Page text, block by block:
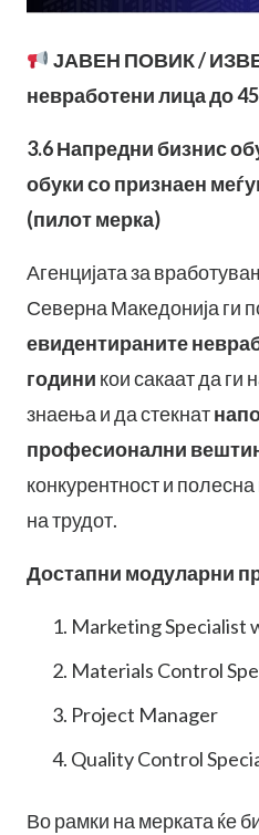
ЈАВЕН ПОВИК /
невработени лица до
3.6 Напредни бизнис
обуки со признаен
(пилот мерка)
Агенцијата за
Северна Македонија ги
евидентираните
години кои сакаат да ги
знаења и да стекнат
професионални
конкурентност и
на трудот.
Достапни модуларни
Marketing Specialist
Materials Control
Project Manager
Quality Control
Во рамки на мерката ќе